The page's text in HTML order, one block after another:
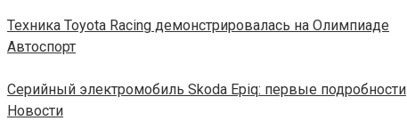
Техника Toyota Racing демонстрировалась на Олимпиаде
Автоспорт
Серийный электромобиль Skoda Epiq: первые подробности
Новости